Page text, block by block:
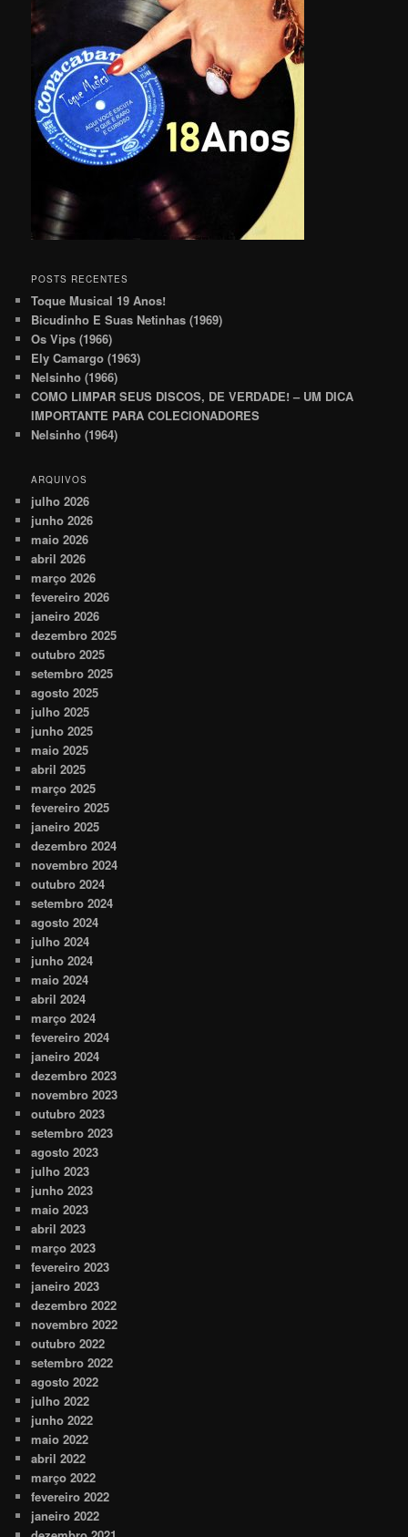
POSTS RECENTES
Toque Musical 19 Anos!
Bicudinho E Suas Netinhas (1969)
Os Vips (1966)
Ely Camargo (1963)
Nelsinho (1966)
COMO LIMPAR SEUS DISCOS, DE VERDADE! – UM DICA
IMPORTANTE PARA COLECIONADORES
Nelsinho (1964)
ARQUIVOS
julho 2026
junho 2026
maio 2026
abril 2026
março 2026
fevereiro 2026
janeiro 2026
dezembro 2025
outubro 2025
setembro 2025
agosto 2025
julho 2025
junho 2025
maio 2025
abril 2025
março 2025
fevereiro 2025
janeiro 2025
dezembro 2024
novembro 2024
outubro 2024
setembro 2024
agosto 2024
julho 2024
junho 2024
maio 2024
abril 2024
março 2024
fevereiro 2024
janeiro 2024
dezembro 2023
novembro 2023
outubro 2023
setembro 2023
agosto 2023
julho 2023
junho 2023
maio 2023
abril 2023
março 2023
fevereiro 2023
janeiro 2023
dezembro 2022
novembro 2022
outubro 2022
setembro 2022
agosto 2022
julho 2022
junho 2022
maio 2022
abril 2022
março 2022
fevereiro 2022
janeiro 2022